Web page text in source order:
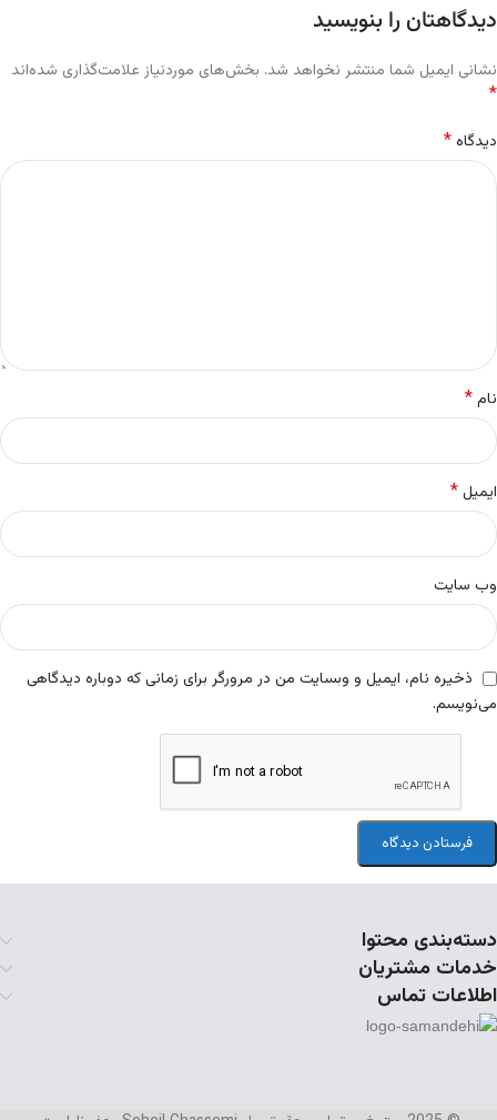
دیدگاهتان را بنویسید
نشانی ایمیل شما منتشر نخواهد شد. بخش‌های موردنیاز علامت‌گذاری شده‌اند
*
دیدگاه*
نام*
ایمیل*
وب‌ سایت
ذخیره نام، ایمیل و وبسایت من در مرورگر برای زمانی که دوباره دیدگاهی
می‌نویسم.
دسته‌بندی محتوا
خدمات مشتریان
اطلاعات تماس